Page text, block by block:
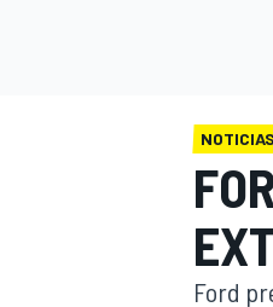
NOTICIAS
Ford